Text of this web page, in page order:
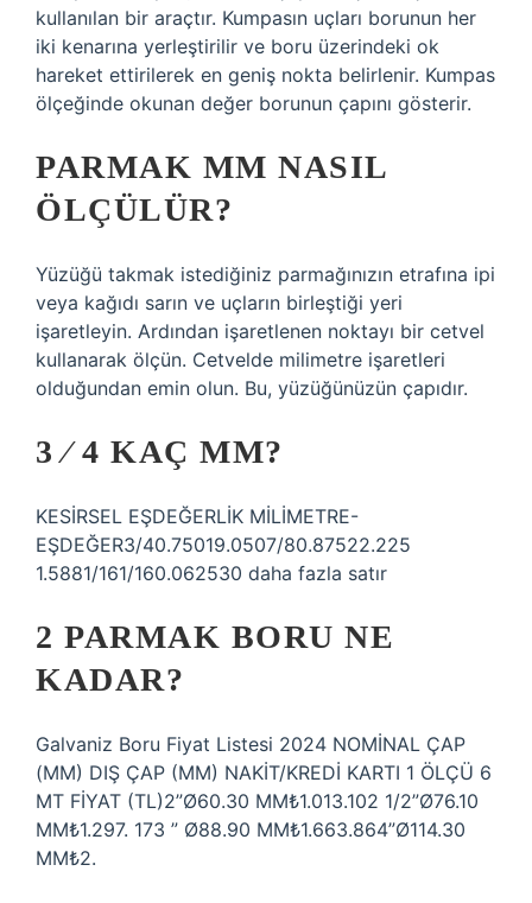
kullanılan bir araçtır. Kumpasın uçları borunun her
iki kenarına yerleştirilir ve boru üzerindeki ok
hareket ettirilerek en geniş nokta belirlenir. Kumpas
ölçeğinde okunan değer borunun çapını gösterir.
PARMAK MM NASIL
ÖLÇÜLÜR?
Yüzüğü takmak istediğiniz parmağınızın etrafına ipi
veya kağıdı sarın ve uçların birleştiği yeri
işaretleyin. Ardından işaretlenen noktayı bir cetvel
kullanarak ölçün. Cetvelde milimetre işaretleri
olduğundan emin olun. Bu, yüzüğünüzün çapıdır.
3 ⁄ 4 KAÇ MM?
KESİRSEL EŞDEĞERLİK MİLİMETRE-
EŞDEĞER3/40.75019.0507/80.87522.225
1.5881/161/160.062530 daha fazla satır
2 PARMAK BORU NE
KADAR?
Galvaniz Boru Fiyat Listesi 2024 NOMİNAL ÇAP
(MM) DIŞ ÇAP (MM) NAKİT/KREDİ KARTI 1 ÖLÇÜ 6
MT FİYAT (TL)2”Ø60.30 MM₺1.013.102 1/2”Ø76.10
MM₺1.297. 173 ” Ø88.90 MM₺1.663.864”Ø114.30
MM₺2.